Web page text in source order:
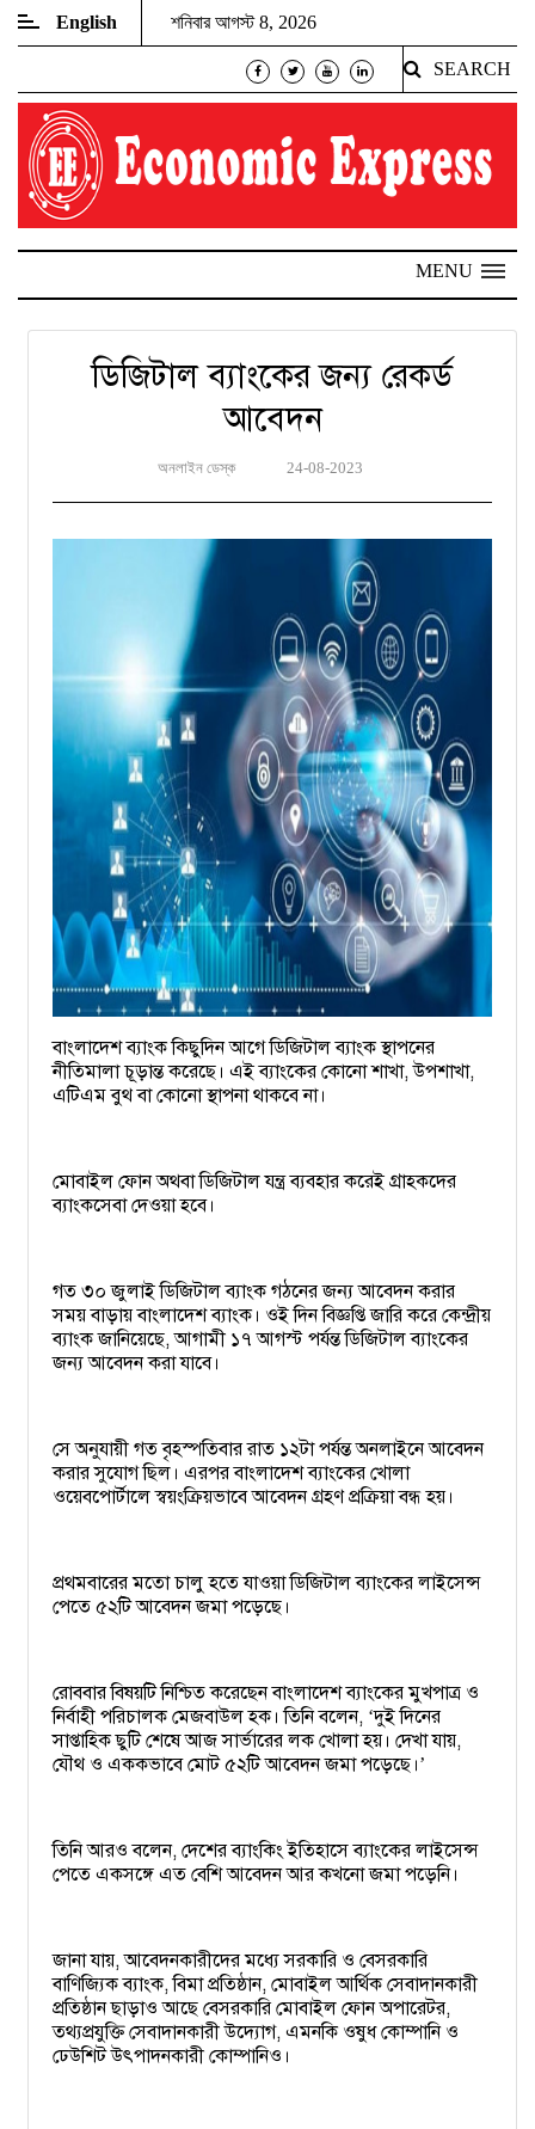
English শনিবার আগস্ট 8, 2026
SEARCH
MENU
ডিজিটাল ব্যাংকের জন্য রেকর্ড
আবেদন
অনলাইন ডেস্ক 24-08-2023
বাংলাদেশ ব্যাংক কিছুদিন আগে ডিজিটাল ব্যাংক স্থাপনের
নীতিমালা চূড়ান্ত করেছে। এই ব্যাংকের কোনো শাখা, উপশাখা,
এটিএম বুথ বা কোনো স্থাপনা থাকবে না।
মোবাইল ফোন অথবা ডিজিটাল যন্ত্র ব্যবহার করেই গ্রাহকদের
ব্যাংকসেবা দেওয়া হবে।
গত ৩০ জুলাই ডিজিটাল ব্যাংক গঠনের জন্য আবেদন করার
সময় বাড়ায় বাংলাদেশ ব্যাংক। ওই দিন বিজ্ঞপ্তি জারি করে কেন্দ্রীয়
ব্যাংক জানিয়েছে, আগামী ১৭ আগস্ট পর্যন্ত ডিজিটাল ব্যাংকের
জন্য আবেদন করা যাবে।
সে অনুযায়ী গত বৃহস্পতিবার রাত ১২টা পর্যন্ত অনলাইনে আবেদন
করার সুযোগ ছিল। এরপর বাংলাদেশ ব্যাংকের খোলা
ওয়েবপোর্টালে স্বয়ংক্রিয়ভাবে আবেদন গ্রহণ প্রক্রিয়া বন্ধ হয়।
প্রথমবারের মতো চালু হতে যাওয়া ডিজিটাল ব্যাংকের লাইসেন্স
পেতে ৫২টি আবেদন জমা পড়েছে।
রোববার বিষয়টি নিশ্চিত করেছেন বাংলাদেশ ব্যাংকের মুখপাত্র ও
নির্বাহী পরিচালক মেজবাউল হক। তিনি বলেন, ‘দুই দিনের
সাপ্তাহিক ছুটি শেষে আজ সার্ভারের লক খোলা হয়। দেখা যায়,
যৌথ ও এককভাবে মোট ৫২টি আবেদন জমা পড়েছে।’
তিনি আরও বলেন, দেশের ব্যাংকিং ইতিহাসে ব্যাংকের লাইসেন্স
পেতে একসঙ্গে এত বেশি আবেদন আর কখনো জমা পড়েনি।
জানা যায়, আবেদনকারীদের মধ্যে সরকারি ও বেসরকারি
বাণিজ্যিক ব্যাংক, বিমা প্রতিষ্ঠান, মোবাইল আর্থিক সেবাদানকারী
প্রতিষ্ঠান ছাড়াও আছে বেসরকারি মোবাইল ফোন অপারেটর,
তথ্যপ্রযুক্তি সেবাদানকারী উদ্যোগ, এমনকি ওষুধ কোম্পানি ও
ঢেউশিট উৎপাদনকারী কোম্পানিও।